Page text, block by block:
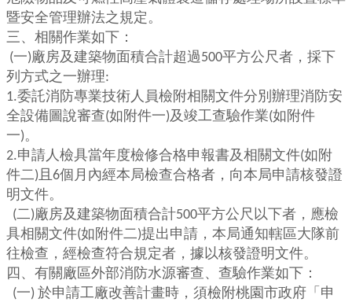
暨安全管理辦法之規定。
三、相關作業如下：
(一)廠房及建築物面積合計超過500平方公尺者，採下
列方式之一辦理:
1.委託消防專業技術人員檢附相關文件分別辦理消防安
全設備圖說審查(如附件一)及竣工查驗作業(如附件
一)。
2.申請人檢具當年度檢修合格申報書及相關文件(如附
件二)且6個月內經本局檢查合格者，向本局申請核發證
明文件。
(二)廠房及建築物面積合計500平方公尺以下者，應檢
具相關文件(如附件二)提出申請，本局通知轄區大隊前
往檢查，經檢查符合規定者，據以核發證明文件。
四、有關廠區外部消防水源審查、查驗作業如下：
(一) 於申請工廠改善計畫時，須檢附桃園市政府「申